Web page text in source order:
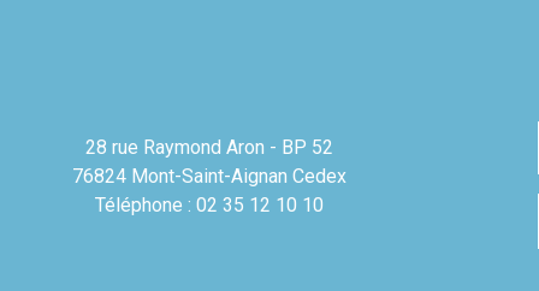
28 rue Raymond Aron - BP 52
76824 Mont-Saint-Aignan Cedex
Téléphone : 02 35 12 10 10